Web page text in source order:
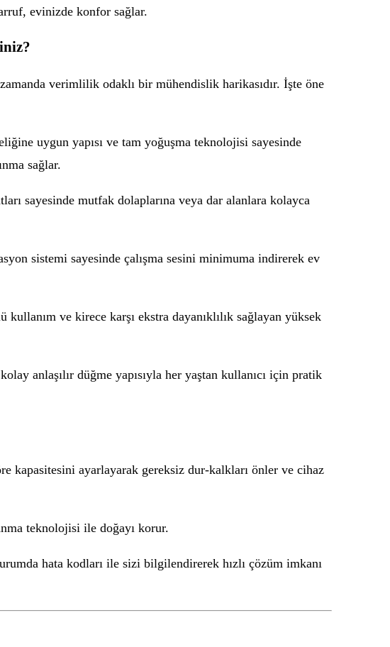
evinizde konfor sağlar.
verimlilik odaklı bir mühendislik harikasıdır. İşte öne
uygun yapısı ve tam yoğuşma teknolojisi sayesinde
sağlar.
sayesinde mutfak dolaplarına veya dar alanlara kolayca
sistemi sayesinde çalışma sesini minimuma indirerek ev
kullanım ve kirece karşı ekstra dayanıklılık sağlayan yüksek
anlaşılır düğme yapısıyla her yaştan kullanıcı için pratik
kapasitesini ayarlayarak gereksiz dur-kalkları önler ve cihaz
teknolojisi ile doğayı korur.
hata kodları ile sizi bilgilendirerek hızlı çözüm imkanı